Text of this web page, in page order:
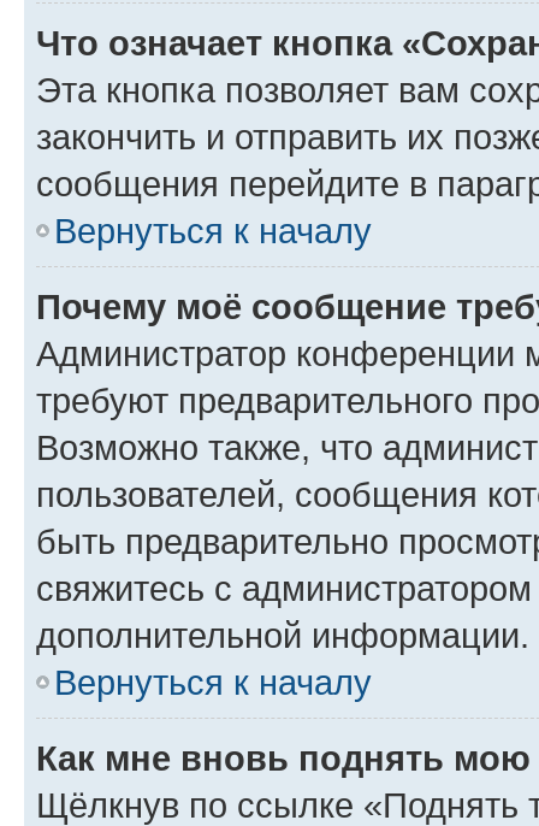
Что означает кнопка
Эта кнопка позволяет вам
закончить и отправить их
сообщения перейдите в
Вернуться к началу
Почему моё сообщение
Администратор конференции
требуют предварительного
Возможно также, что
пользователей, сообщения
быть предварительно
свяжитесь с
дополнительной информации.
Вернуться к началу
Как мне вновь поднять мою
Щёлкнув по ссылке «Поднять